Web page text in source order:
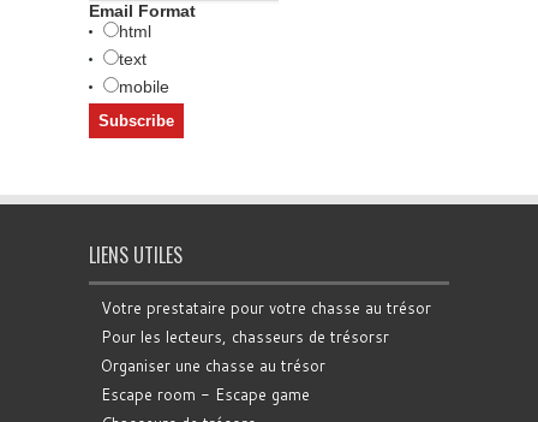
Email Format
html
text
mobile
LIENS UTILES
Votre prestataire pour votre chasse au trésor
Pour les lecteurs, chasseurs de trésorsr
Organiser une chasse au trésor
Escape room - Escape game